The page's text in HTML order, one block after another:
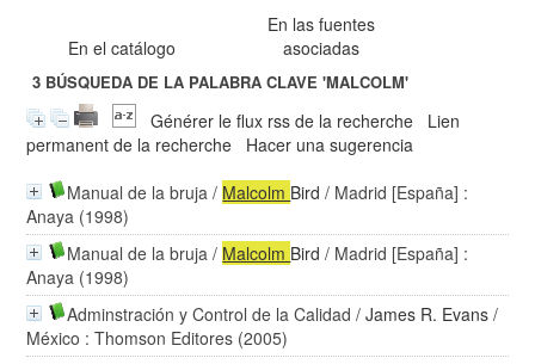
En el catálogo
En las fuentes
asociadas
3 BÚSQUEDA DE LA PALABRA CLAVE'MALCOLM'
Générer le flux rss de la recherche
Lien
permanent de la recherche
Hacer una sugerencia
Manual de la bruja / Malcolm Bird / Madrid [España] :
Anaya (1998)
Manual de la bruja / Malcolm Bird / Madrid [España] :
Anaya (1998)
Adminstración y Control de la Calidad /James R. Evans /
México : Thomson Editores (2005)